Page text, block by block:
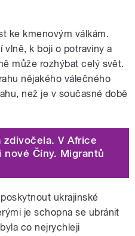
ke kmenovým válkám.
vlně, k boji o potraviny a
může rozhýbat celý svět.
nějakého válečného
než je v současné době
zdivočela. V Africe
Číny. Migrantů
ukrajinské
je schopna se ubránit
co nejrychleji